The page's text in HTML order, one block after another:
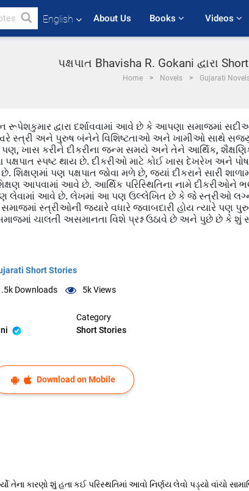
English About Us Books Videos
પક્ષપાત Bhavisha R. Gokani દ્વારા
Home Novels Gujarati
રૂપેશકુમાર દ્વારા દર્શાવવામાં આવે છે કે આપણા સમાજમાં
સ્ત્રી અને પુરુષ બંનેને વિશિષ્ટતાઓ અને ખામીઓ સાથે સર્જ્યું
ખાસ કરીને દીકરીના જન્મ સમયે અને તેને આર્થિક,
સ્પષ્ટ થાય છે. દીકરીઓ માટે કોઈ ખાસ દેખરેખ અને
શિક્ષણમાં પણ પક્ષપાત જોવા મળે છે, જ્યાં દીકરાને સારી
આપવામાં આવે છે. આર્થિક પરિસ્થિતિના નામે દીકરીઓને
લેવામાં આવે છે. લેખમાં આ પણ ઉલ્લેખિત છે કે જે સ્ત્રીઓ
સ્ત્રીઓની જ્યારે વધારે જવાબદારી હોય ત્યારે પણ
ચાલતી અસમાનતા વિશે પ્રશ્ન ઉઠાવે છે અને પુછે છે કે શું
Short Stories
Downloads 5kViews
Category
Short Stories
Download on Mobile
તેના કારણો શું હતા કઈ પરિસ્થતિમાં આવો નિર્ણય લેવો પડ્યો વાંચો